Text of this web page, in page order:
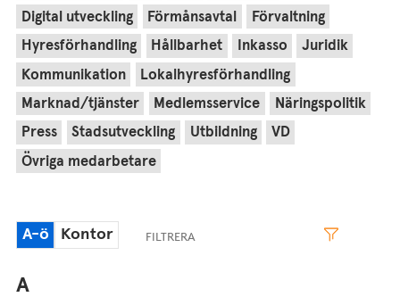
Digital utveckling Förmånsavtal Förvaltning
Hyresförhandling Hållbarhet Inkasso Juridik
Kommunikation Lokalhyresförhandling
Marknad/tjänster Medlemsservice Näringspolitik
Press Stadsutveckling Utbildning VD
Övriga medarbetare
A-ö Kontor
A